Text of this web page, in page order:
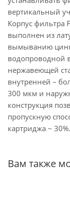
вертикальный
Корпус фильтра
выполнен из
вымыванию
водопроводной
нержавеющей
внутренней –
300 мкм и
конструкция
пропускную
картриджа ~ 30%.
Вам также